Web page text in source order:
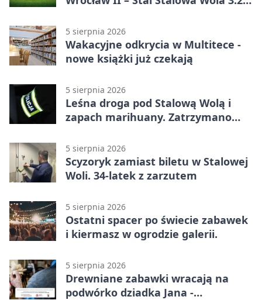
5 sierpnia 2026
Wakacyjne odkrycia w Multitece -
nowe książki już czekają
5 sierpnia 2026
Leśna droga pod Stalową Wolą i
zapach marihuany. Zatrzymano
5 sierpnia 2026
Scyzoryk zamiast biletu w Stalowej
Woli. 34-latek z zarzutem
5 sierpnia 2026
Ostatni spacer po świecie zabawek
i kiermasz w ogrodzie galerii.
5 sierpnia 2026
Drewniane zabawki wracają na
podwórko dziadka Jana -